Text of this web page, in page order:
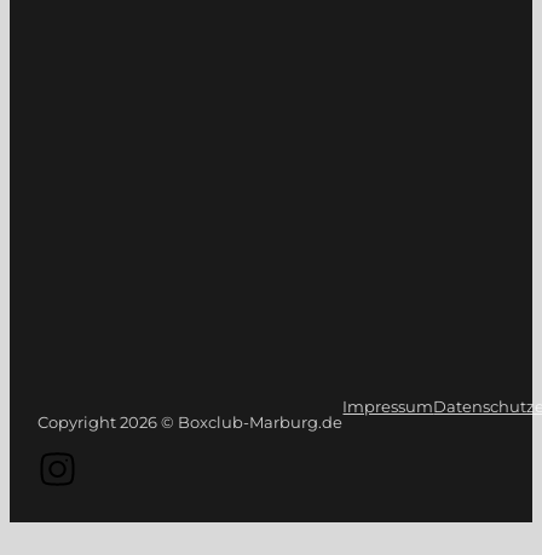
Copyright 2026 © Boxclub-Marburg.de
Impressum
Folge uns auf Instagram